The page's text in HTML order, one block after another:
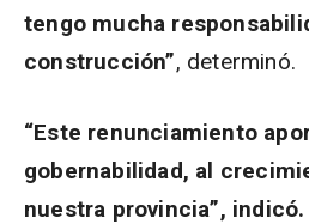
tengo mucha
construcción”, determinó.
“Este renunciamiento
gobernabilidad, al
nuestra provincia”, indicó.